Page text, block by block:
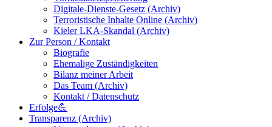
Digitale-Dienste-Gesetz (Archiv)
Terroristische Inhalte Online (Archiv)
Kieler LKA-Skandal (Archiv)
Zur Person / Kontakt
Biografie
Ehemalige Zuständigkeiten
Bilanz meiner Arbeit
Das Team (Archiv)
Kontakt / Datenschutz
Erfolge💪
Transparenz (Archiv)